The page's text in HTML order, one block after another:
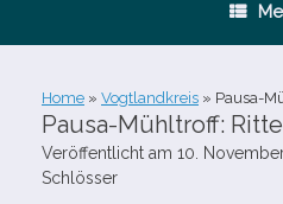
Home » Vogtlandkreis » Pausa-​
Pausa-​Mühltroff:
Veröffentlicht am 10.
Schlösser